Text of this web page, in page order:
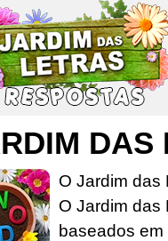
DAS
O Jardim das
O Jardim das
baseados